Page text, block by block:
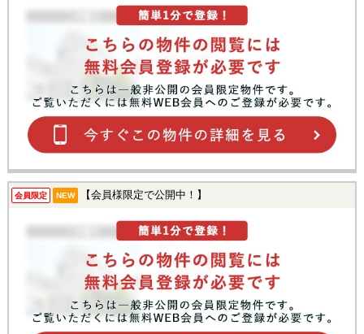
会員限定 NEW 【会員様限定で公開中！】